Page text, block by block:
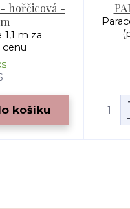
- hořčicová -
m za
cenu
košíku